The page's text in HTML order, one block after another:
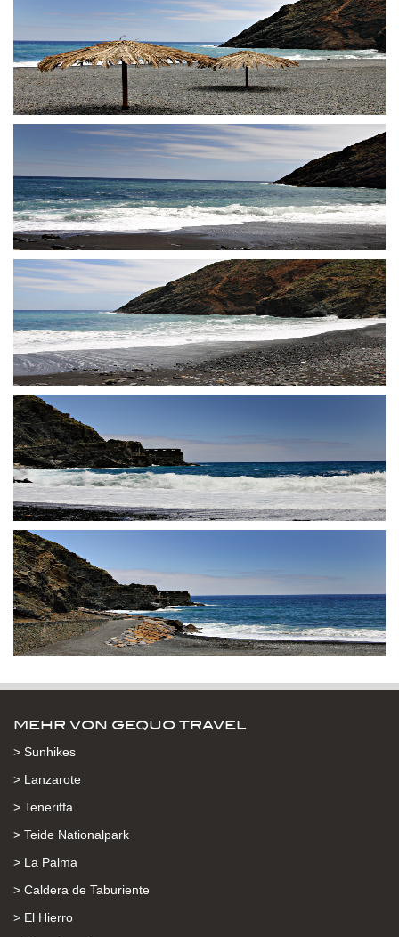
MEHR VON GEQUO TRAVEL
> Sunhikes
> Lanzarote
> Teneriffa
> Teide Nationalpark
> La Palma
> Caldera de Taburiente
> El Hierro